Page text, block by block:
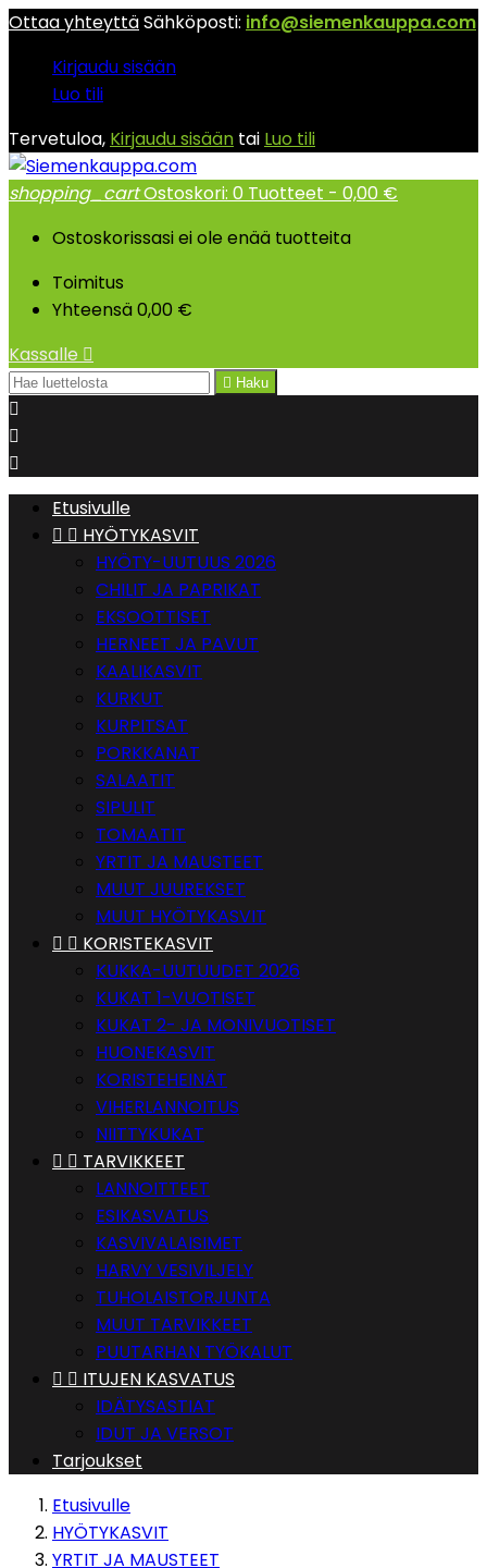
Ottaa yhteyttäSähköposti: info@siemenkauppa.com
Kirjaudu sisään
Luo tili
Tervetuloa, Kirjaudu sisään tai Luo tili
shopping_cartOstoskori: 0 Tuotteet - 0,00 €
Ostoskorissasi ei ole enää tuotteita
Toimitus
Yhteensä0,00 €
Kassalle 
 Haku



Etusivulle
  HYÖTYKASVIT
HYÖTY-UUTUUS 2026
CHILIT JA PAPRIKAT
EKSOOTTISET
HERNEET JA PAVUT
KAALIKASVIT
KURKUT
KURPITSAT
PORKKANAT
SALAATIT
SIPULIT
TOMAATIT
YRTIT JA MAUSTEET
MUUT JUUREKSET
MUUT HYÖTYKASVIT
  KORISTEKASVIT
KUKKA-UUTUUDET 2026
KUKAT 1-VUOTISET
KUKAT 2- JA MONIVUOTISET
HUONEKASVIT
KORISTEHEINÄT
VIHERLANNOITUS
NIITTYKUKAT
  TARVIKKEET
LANNOITTEET
ESIKASVATUS
KASVIVALAISIMET
HARVY VESIVILJELY
TUHOLAISTORJUNTA
MUUT TARVIKKEET
PUUTARHAN TYÖKALUT
  ITUJEN KASVATUS
IDÄTYSASTIAT
IDUT JA VERSOT
Tarjoukset
Etusivulle
HYÖTYKASVIT
YRTIT JA MAUSTEET